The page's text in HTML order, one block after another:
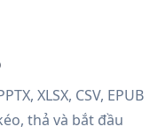
XLSX, CSV, EPUB
thả và bắt đầu